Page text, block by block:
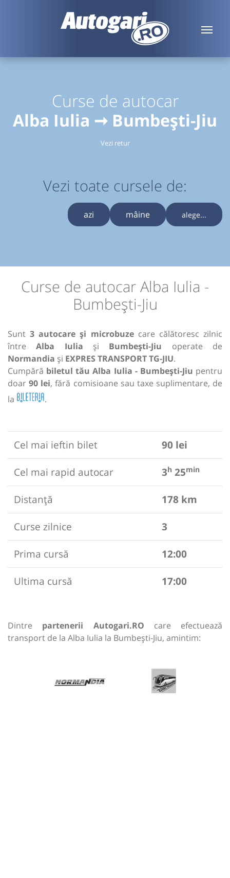
Curse de autocar
Alba Iulia ➞ Bumbești-Jiu
Vezi retur
Vezi toate cursele de:
azi mâine alege...
Curse de autocar Alba Iulia -
Bumbești-Jiu
Sunt3 autocare și microbuzecare călătoresc zilnic
întreAlba Iulia și Bumbești-Jiu operate de
Normandia și EXPRES TRANSPORT TG-JIU.
Cumpără biletul tău Alba Iulia - Bumbești-Jiu pentru
doar90 lei, fără comisioane sau taxe suplimentare, de
la
.
Cel mai ieftin bilet
90 lei
Cel mai rapid autocar
3h 25min
Distanță
178 km
Curse zilnice
3
Prima cursă
12:00
Ultima cursă
17:00
Dintre partenerii Autogari.RO care efectuează
transport de la Alba Iulia la Bumbești-Jiu, amintim: